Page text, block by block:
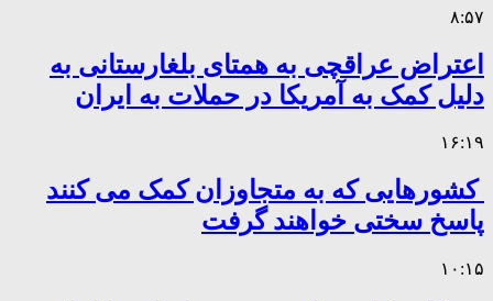
۸:۵۷
اعتراض عراقچی به همتای بلغارستانی به
دلیل کمک به آمریکا در حملات به ایران
۱۶:۱۹
کشورهایی که به متجاوزان کمک می کنند
پاسخ سختی خواهند گرفت
۱۰:۱۵